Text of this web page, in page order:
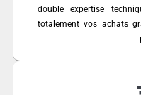
double expertise
totalement vos achats